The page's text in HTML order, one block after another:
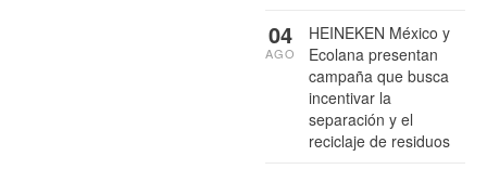
HEINEKEN México y
Ecolana presentan
campaña que busca
incentivar la
separación y el
reciclaje de residuos
04
AGO